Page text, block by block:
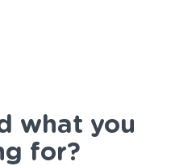
what you
for?